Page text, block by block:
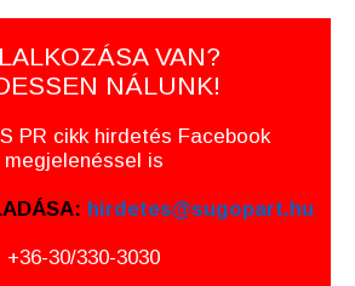
VAN?
NÁLUNK!
PR cikk hirdetés Facebook
megjelenéssel is
hirdetes@sugopart.hu
+36-30/330-3030